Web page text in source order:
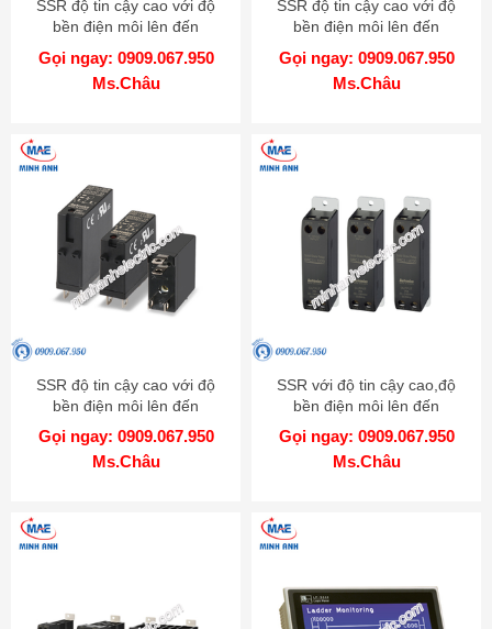
SSR độ tin cậy cao với độ
bền điện môi lên đến
4000VAC - Model SRPH1
Gọi ngay: 0909.067.950
Ms.Châu
SSR độ tin cậy cao với độ
bền điện môi lên đến
4000VAC - Model SR1
Gọi ngay: 0909.067.950
Ms.Châu
SSR độ tin cậy cao với độ
bền điện môi lên đến
4000VAC - Model SRS1
Gọi ngay: 0909.067.950
Ms.Châu
SSR với độ tin cậy cao,độ
bền điện môi lên đến
4000VAC - Model SRC1
Gọi ngay: 0909.067.950
Ms.Châu